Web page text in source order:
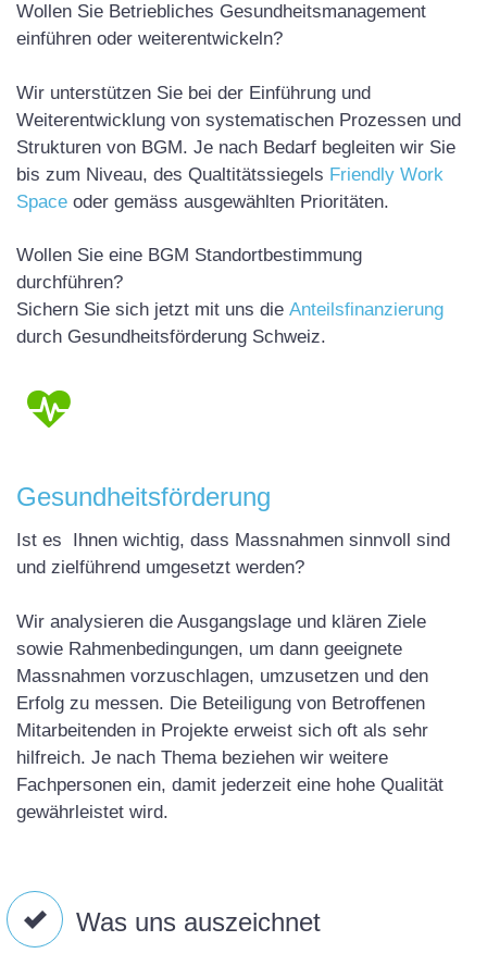
Wollen Sie Betriebliches Gesundheitsmanagement
einführen oder weiterentwickeln?
Wir unterstützen Sie bei der Einführung und
Weiterentwicklung von systematischen Prozessen und
Strukturen von BGM. Je nach Bedarf begleiten wir Sie
bis zum Niveau, des Qualtitätssiegels Friendly Work
Space oder gemäss ausgewählten Prioritäten.
Wollen Sie eine BGM Standortbestimmung
durchführen?
Sichern Sie sich jetzt mit uns die Anteilsfinanzierung
durch Gesundheitsförderung Schweiz.
Gesundheitsförderung
Ist es Ihnen wichtig, dass Massnahmen sinnvoll sind
und zielführend umgesetzt werden?
Wir analysieren die Ausgangslage und klären Ziele
sowie Rahmenbedingungen, um dann geeignete
Massnahmen vorzuschlagen, umzusetzen und den
Erfolg zu messen. Die Beteiligung von Betroffenen
Mitarbeitenden in Projekte erweist sich oft als sehr
hilfreich. Je nach Thema beziehen wir weitere
Fachpersonen ein, damit jederzeit eine hohe Qualität
gewährleistet wird.
 Was uns auszeichnet